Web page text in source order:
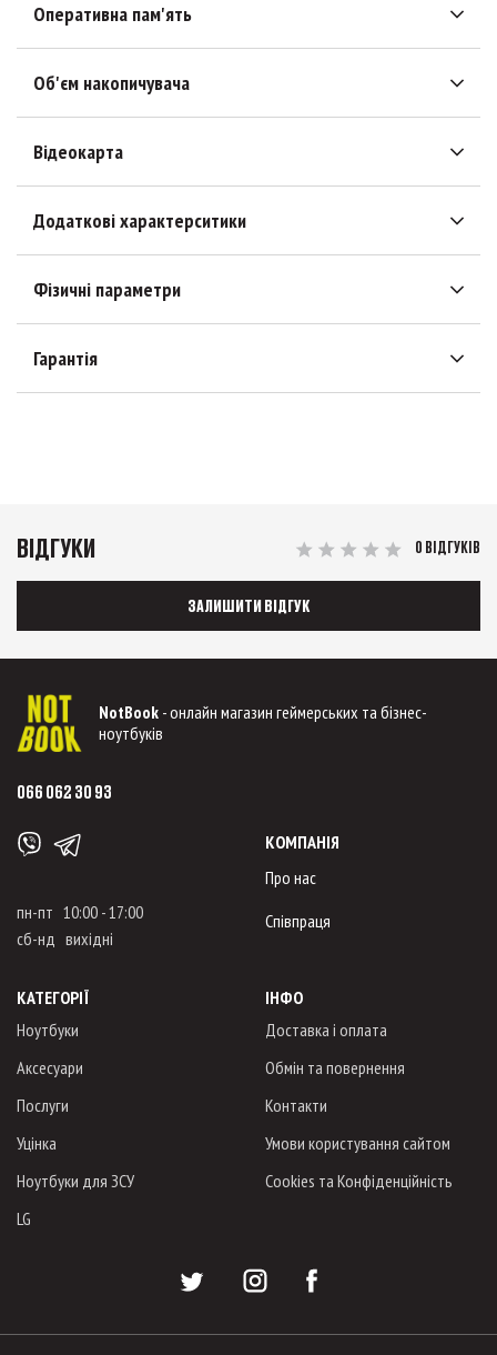
Оперативна пам'ять
Об'єм накопичувача
Відеокарта
Додаткові характерситики
Фізичні параметри
Гарантія
ВІДГУКИ 0 ВІДГУКІВ
ЗАЛИШИТИ ВІДГУК
NotBook - онлайн магазин геймерських та бізнес-
ноутбуків
066 062 30 93
пн-пт 10:00 - 17:00
сб-нд вихідні
КОМПАНІЯ
Про нас
Співпраця
КАТЕГОРІЇ
Ноутбуки
Аксесуари
Послуги
Уцінка
Ноутбуки для ЗСУ
LG
ІНФО
Доставка і оплата
Обмін та повернення
Контакти
Умови користування сайтом
Cookies та Конфіденційність